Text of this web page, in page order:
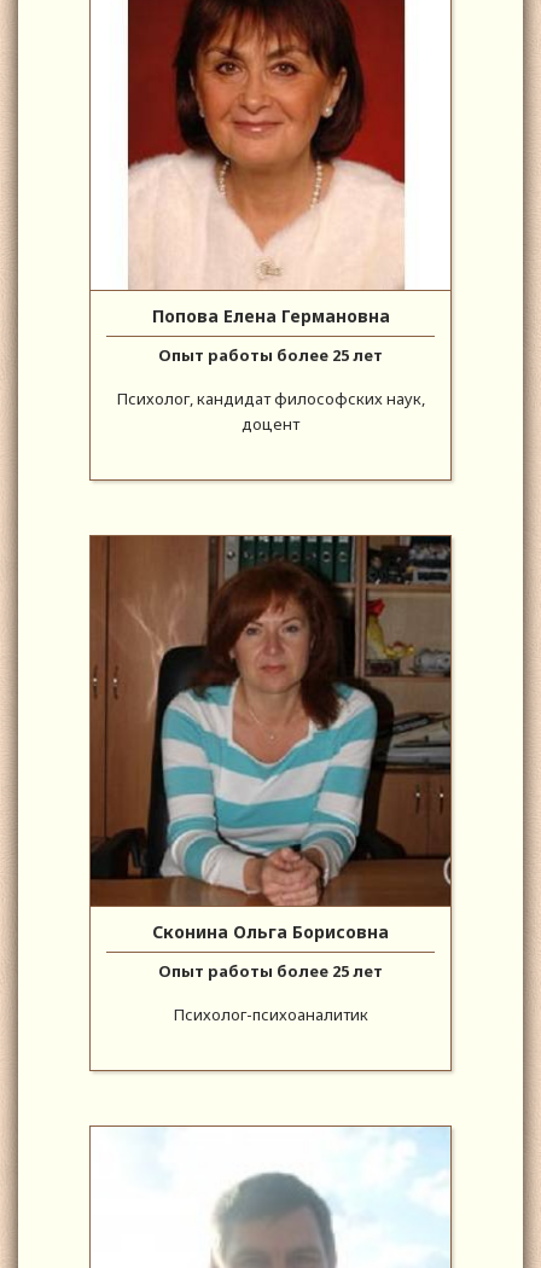
Попова Елена Германовна
Опыт работы более 25 лет
Психолог, кандидат философских наук,
доцент
Сконина Ольга Борисовна
Опыт работы более 25 лет
Психолог-психоаналитик